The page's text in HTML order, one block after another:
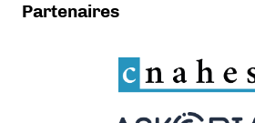
Partenaires